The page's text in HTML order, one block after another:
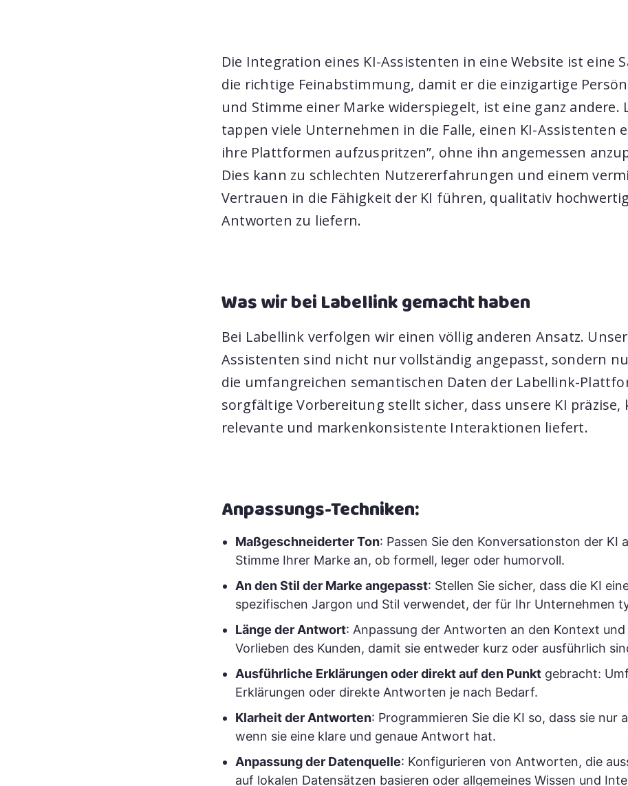
Die Integration eines KI-Assistenten in eine Website ist eine
die richtige Feinabstimmung, damit er die einzigartige
und Stimme einer Marke widerspiegelt, ist eine ganz andere.
tappen viele Unternehmen in die Falle, einen KI-Assistenten
ihre Plattformen aufzuspritzen”, ohne ihn angemessen
Dies kann zu schlechten Nutzererfahrungen und einem
Vertrauen in die Fähigkeit der KI führen, qualitativ
Antworten zu liefern.
Was wir bei Labellink gemacht haben
Bei Labellink verfolgen wir einen völlig anderen Ansatz.
Assistenten sind nicht nur vollständig angepasst, sondern
die umfangreichen semantischen Daten der Labellink-
sorgfältige Vorbereitung stellt sicher, dass unsere KI
relevante und markenkonsistente Interaktionen liefert.
Anpassungs-Techniken:
Maßgeschneiderter Ton: Passen Sie den Konversationston der KI
Stimme Ihrer Marke an, ob formell, leger oder humorvoll.
An den Stil der Marke angepasst: Stellen Sie sicher, dass die KI
spezifischen Jargon und Stil verwendet, der für Ihr Unternehmen
Länge der Antwort: Anpassung der Antworten an den Kontext und
Vorlieben des Kunden, damit sie entweder kurz oder ausführlich
Ausführliche Erklärungen oder direkt auf den Punkt gebracht:
Erklärungen oder direkte Antworten je nach Bedarf.
Klarheit der Antworten: Programmieren Sie die KI so, dass sie nur
wenn sie eine klare und genaue Antwort hat.
Anpassung der Datenquelle: Konfigurieren von Antworten, die
auf lokalen Datensätzen basieren oder allgemeines Wissen und